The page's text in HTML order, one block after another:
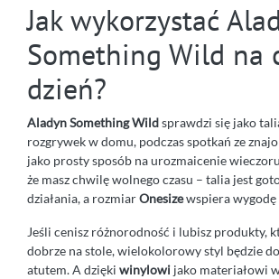
Jak wykorzystać
Something Wild na
dzień?
Aladyn Something Wildsprawdzi się jako
rozgrywek w domu, podczas spotkań ze
jako prosty sposób na urozmaicenie
że masz chwilę wolnego czasu – talia jest
działania, a rozmiarOnesizewspiera wygodę
Jeśli cenisz różnorodność i lubisz produkty,
dobrze na stole, wielokolorowy styl będzie
atutem. A dzięki winylowi jako materiałowi